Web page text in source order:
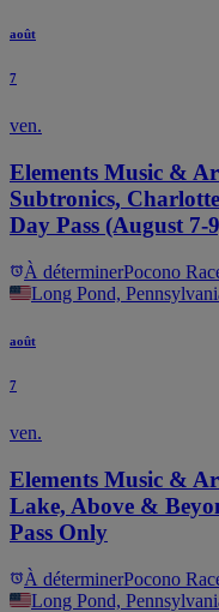
août
7
ven.
Elements Music &
Subtronics,
Day Pass (August 7-
À déterminerPocono
Long Pond,
août
7
ven.
Elements Music &
Lake, Above &
Pass Only
À déterminerPocono
Long Pond,